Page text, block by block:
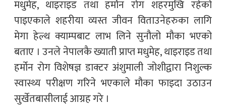
मधुमेह, थाइराइड तथा हर्मोन रोग शहरमुखि रहेको
पाइएकाले शहरीया व्यस्त जीवन विताउनेहरुका लागि
मेगा हेल्थ क्याम्पबाट लाभ लिने सुनौलो मौका भएको
बताए । उनले नेपालकै ख्याती प्राप्त मधुमेह, थाइराइड तथा
हर्मोन रोग विशेषज्ञ डाक्टर अंशुमाली जोशीद्वारा निशुल्क
स्वास्थ्य परीक्षण गरिने भएकाले मौका फाइदा उठाउन
सुर्खेतबासीलाई आग्रह गरे ।